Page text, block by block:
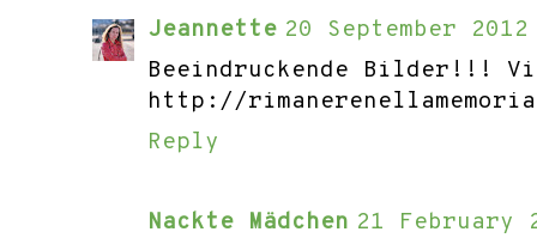
Jeannette 20 September
Beeindruckende Bilder!!!
http://
Reply
Nackte Mädchen 21 February